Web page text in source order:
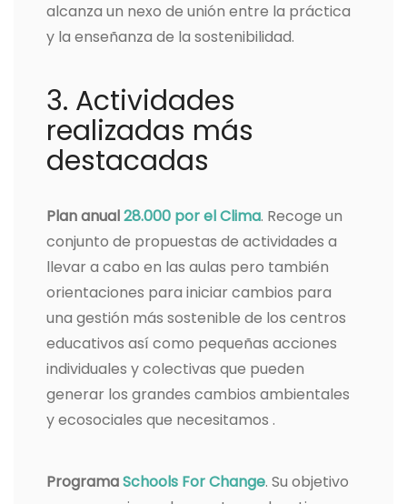
alcanza un nexo de unión entre la práctica
y la enseñanza de la sostenibilidad.
3. Actividades
realizadas más
destacadas
Plan anual28.000 por el Clima. Recoge un
conjunto de propuestas de actividades a
llevar a cabo en las aulas pero también
orientaciones para iniciar cambios para
una gestión más sostenible de los centros
educativos así como pequeñas acciones
individuales y colectivas que pueden
generar los grandes cambios ambientales
y ecosociales que necesitamos .
ProgramaSchools For Change. Su objetivo